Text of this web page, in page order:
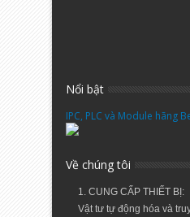
Nổi bật
IPC, PLC và Module hãng
Về chúng tôi
1. CUNG CẤP THIẾT BỊ:
Vật tư tự động hóa và